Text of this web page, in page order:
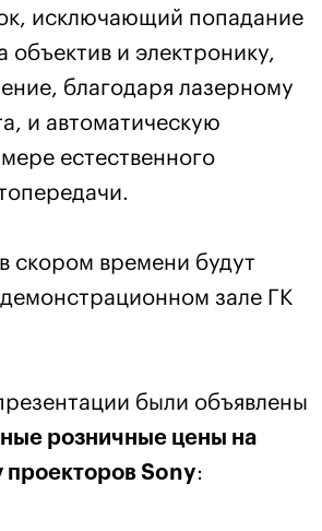
исключающий попадание
объектив и электронику,
благодаря лазерному
и автоматическую
естественного
скором времени будут
зале ГК
были объявлены
розничные цены на
проекторов Sony: